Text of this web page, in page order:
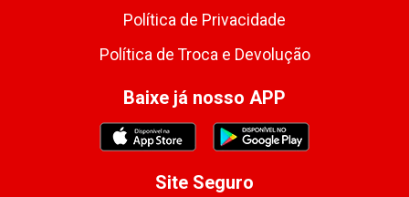
Política de Privacidade
Política de Troca e Devolução
Baixe já nosso APP
Site Seguro